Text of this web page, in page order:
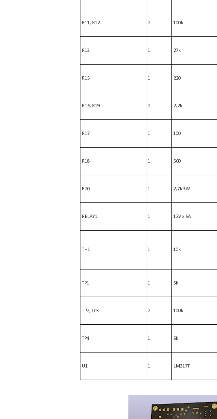
R11, R12 2 100k
R13 1 27k
R15 1 220
R16, R19 2 2,2k
R17 1 100
R18 1 560
R20 1 2,7k 3W
RELAY1 1 12V x 5A
TH1 1 10k
TP1 1 5k
TP2, TP3 2 100k
TP4 1 5k
U1 1 LM317T